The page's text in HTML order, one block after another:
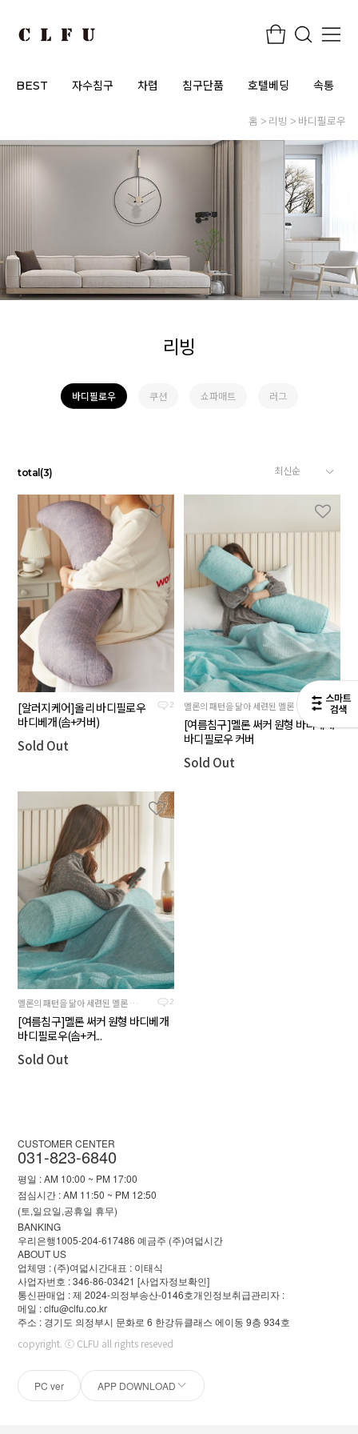
BEST 자수침구 차렵 침구단품 호텔베딩 속통
홈 리빙 바디필로우
리빙
바디필로우 쿠션 쇼파매트 러그
total (3)
2
[알러지케어]올리 바디필로우
바디베개(솜+커버)
Sold Out
멜론의 패턴을 닮아 세련된 멜론 컬러의 여름침구
[여름침구]멜론 써커 원형 바디베개
바디필로우 커버
Sold Out
2
멜론의 패턴을 닮아 세련된 멜론 컬러의 여름침구
[여름침구]멜론 써커 원형 바디베개
바디필로우(솜+커...
Sold Out
CUSTOMER CENTER
031-823-6840
평일 : AM 10:00 ~ PM 17:00
점심시간 : AM 11:50 ~ PM 12:50
(토,일요일,공휴일 휴무)
BANKING
우리은행1005-204-617486 예금주 (주)여덟시간
ABOUT US
업체명 : (주)여덟시간대표 : 이태식
사업자번호 : 346-86-03421[사업자정보확인]
통신판매업 : 제 2024-의정부송산-0146호개인정보취급관리자 :
메일 : clfu@clfu.co.kr
주소 : 경기도 의정부시 문화로 6 한강듀클래스 에이동 9층 934호
copyright. ⓒ CLFU all rights reseved
PC ver APP DOWNLOAD